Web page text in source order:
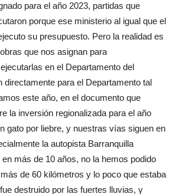
para el año 2023, partidas que
porque ese ministerio al igual que el
su presupuesto. Pero la realidad es
que nos asignan para
en el Departamento del
directamente para el Departamento tal
este año, en el documento que
la inversión regionalizada para el año
gato por liebre, y nuestras vías siguen en
la autopista Barranquilla
más de 10 años, no la hemos podido
de 60 kilómetros y lo poco que estaba
destruido por las fuertes lluvias, y